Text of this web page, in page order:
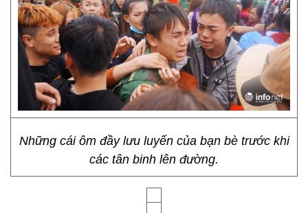
Những cái ôm đầy lưu luyến của bạn bè trước khi
các tân binh lên đường.